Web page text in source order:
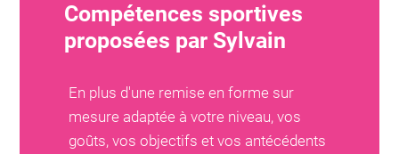
Compétences sportives
proposées par Sylvain
En plus d'une remise en forme sur
mesure adaptée à votre niveau, vos
goûts, vos objectifs et vos antécédents